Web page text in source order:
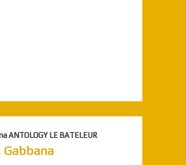
ANTOLOGY LE BATELEUR